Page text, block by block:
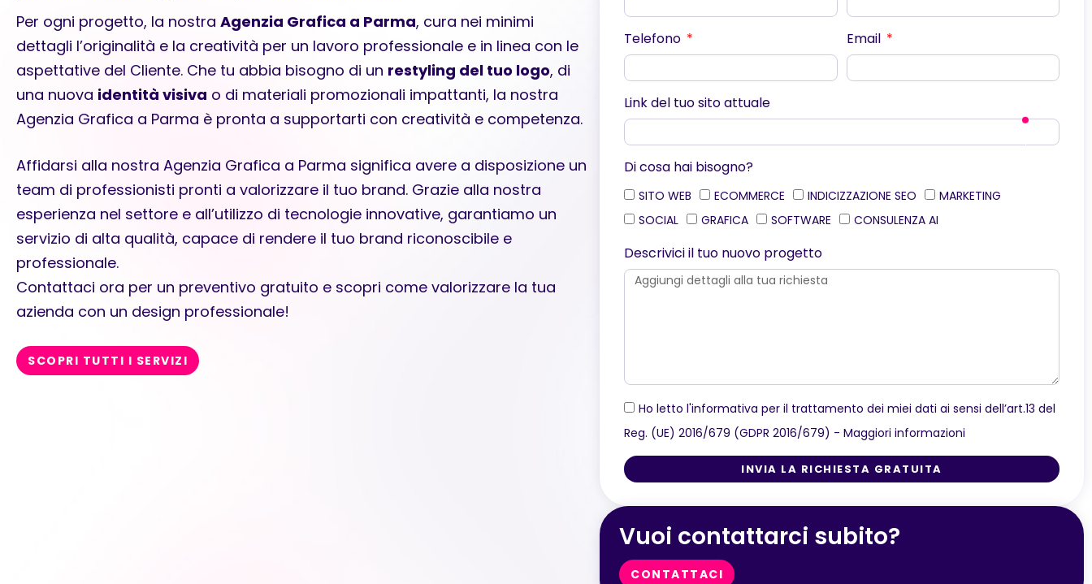
Per ogni progetto, la nostra Agenzia Grafica a Parma, cura nei minimi
dettagli l’originalità e la creatività per un lavoro professionale e in linea con le
aspettative del Cliente. Che tu abbia bisogno di un restyling del tuo logo, di
una nuova identità visiva o di materiali promozionali impattanti, la nostra
Agenzia Grafica a Parma è pronta a supportarti con creatività e competenza.
Affidarsi alla nostra Agenzia Grafica a Parma significa avere a disposizione un
team di professionisti pronti a valorizzare il tuo brand. Grazie alla nostra
esperienza nel settore e all’utilizzo di tecnologie innovative, garantiamo un
servizio di alta qualità, capace di rendere il tuo brand riconoscibile e
professionale.
Contattaci ora per un preventivo gratuito e scopri come valorizzare la tua
azienda con un design professionale!
SCOPRI TUTTI I SERVIZI
Telefono Email
Link del tuo sito attuale
Di cosa hai bisogno?
SITO WEB ECOMMERCE INDICIZZAZIONE SEO
MARKETING
SOCIAL
GRAFICA SOFTWARE CONSULENZA AI
Descrivici il tuo nuovo progetto
Ho letto l'informativa per il trattamento dei miei dati ai sensi dell’art.13 del
Reg. (UE) 2016/679 (GDPR 2016/679) - Maggiori informazioni
INVIA LA RICHIESTA GRATUITA
Vuoi contattarci subito?
CONTATTACI